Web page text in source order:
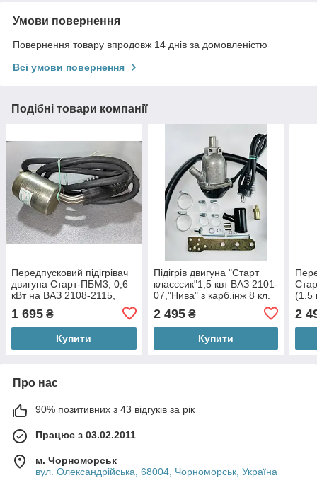
Умови повернення
Повернення товару впродовж 14 днів за домовленістю
Всі умови повернення
Подібні товари компанії
Передпусковий підігрівач
двигуна Старт-ПБМ3, 0,6
кВт на ВАЗ 2108-2115,
1 695 ₴
Купити
Підігрів двигуна "Старт
класссик"1,5 квт ВАЗ 2101-
07,"Нива" з карб.інж 8 кл.
15,"Пріора","Калина"
2 495₴
Купити
(1.5
2
Про нас
90% позитивних з 43 відгуків за рік
Працює з 03.02.2011
м. Чорноморськ
вул. Олександрійська, 68004, Чорноморськ, Україна